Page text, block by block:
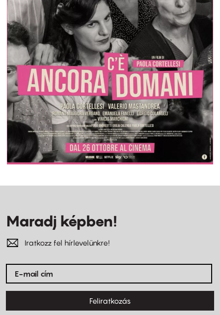
Maradj képben!
Iratkozz fel hírlevelünkre!
Feliratkozás